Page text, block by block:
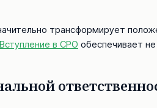
трансформирует
Вступление в СРО обеспечивает